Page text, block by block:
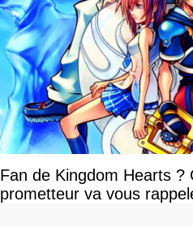
Fan de Kingdom Hearts ?
prometteur va vous